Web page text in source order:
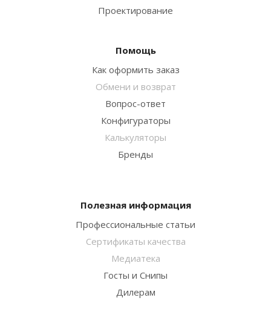
Проектирование
Помощь
Как оформить заказ
Обмени и возврат
Вопрос-ответ
Конфигураторы
Калькуляторы
Бренды
Полезная информация
Профессиональные статьи
Сертификаты качества
Медиатека
Госты и Снипы
Дилерам